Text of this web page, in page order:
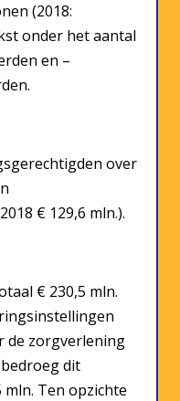
(2018:
onder het aantal
en –
over
€ 129,6 mln.).
€ 230,5 mln.
de zorgverlening
dit
Ten opzichte